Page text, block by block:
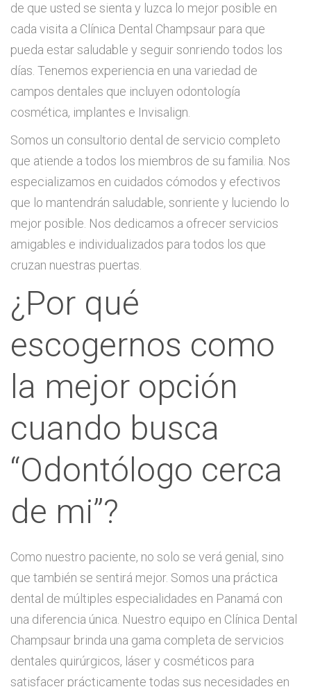
de que usted se sienta y luzca lo mejor posible en
cada visita a Clínica Dental Champsaur para que
pueda estar saludable y seguir sonriendo todos los
días. Tenemos experiencia en una variedad de
campos dentales que incluyen odontología
cosmética, implantes e Invisalign.
Somos un consultorio dental de servicio completo
que atiende a todos los miembros de su familia. Nos
especializamos en cuidados cómodos y efectivos
que lo mantendrán saludable, sonriente y luciendo lo
mejor posible. Nos dedicamos a ofrecer servicios
amigables e individualizados para todos los que
cruzan nuestras puertas.
¿Por qué
escogernos como
la mejor opción
cuando busca
“Odontólogo cerca
de mi”?
Como nuestro paciente, no solo se verá genial, sino
que también se sentirá mejor. Somos una práctica
dental de múltiples especialidades en Panamá con
una diferencia única. Nuestro equipo en Clínica Dental
Champsaur brinda una gama completa de servicios
dentales quirúrgicos, láser y cosméticos para
satisfacer prácticamente todas sus necesidades en